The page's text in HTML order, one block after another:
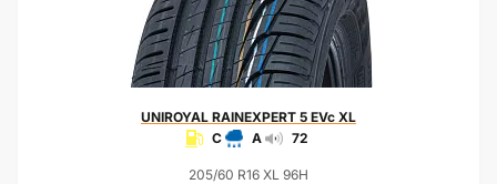
UNIROYAL RAINEXPERT 5 EVc XL
C
A 72
205/60 R16 XL 96H